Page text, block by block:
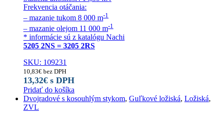
Frekvencia otáčania:
– mazanie tukom 8 000 m-1
– mazanie olejom 11 000 m-1
* informácie sú z katalógu Nachi
5205 2NS = 3205 2RS
SKU: 109231
10,83€ bez DPH
13,32€ s DPH
Pridať do košíka
Dvojradové s kosouhlým stykom, Guľkové ložiská, Ložiská,
ZVL